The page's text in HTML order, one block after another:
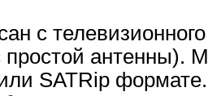
с
простой антенны).
SATRip